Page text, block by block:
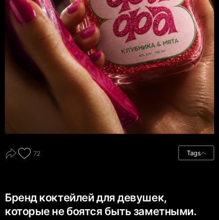
72 Tags
Бренд коктейлей для девушек,
которые не боятся быть заметными.